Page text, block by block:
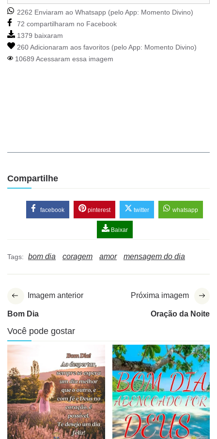
2262 Enviaram ao Whatsapp (pelo App: Momento Divino)
72 compartilharam no Facebook
1379 baixaram
260 Adicionaram aos favoritos (pelo App: Momento Divino)
10689 Acessaram essa imagem
Compartilhe
facebook pinterest twitter whatsapp
Baixar
Tags: bom dia coragem amor mensagem do dia
Imagem anterior
Bom Dia
Próxima imagem
Oração da Noite
Você pode gostar